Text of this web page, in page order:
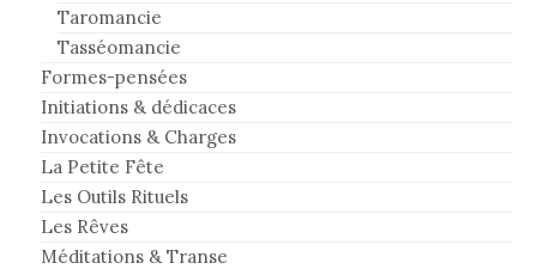
Taromancie
Tasséomancie
Formes-pensées
Initiations & dédicaces
Invocations & Charges
La Petite Fête
Les Outils Rituels
Les Rêves
Méditations & Transe